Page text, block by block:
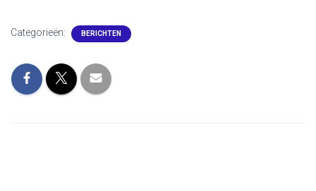
Categorieën: BERICHTEN